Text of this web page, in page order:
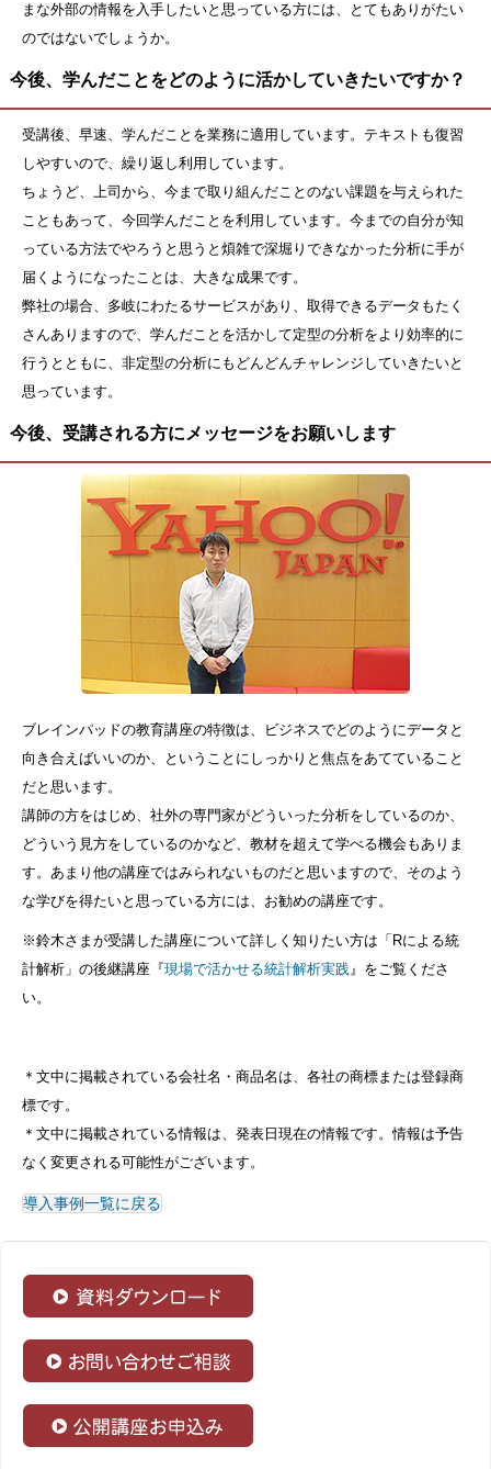
まな外部の情報を入手したいと思っている方には、とてもありがたい
のではないでしょうか。
今後、学んだことをどのように活かしていきたいですか？
受講後、早速、学んだことを業務に適用しています。テキストも復習
しやすいので、繰り返し利用しています。
ちょうど、上司から、今まで取り組んだことのない課題を与えられた
こともあって、今回学んだことを利用しています。今までの自分が知
っている方法でやろうと思うと煩雑で深堀りできなかった分析に手が
届くようになったことは、大きな成果です。
弊社の場合、多岐にわたるサービスがあり、取得できるデータもたく
さんありますので、学んだことを活かして定型の分析をより効率的に
行うとともに、非定型の分析にもどんどんチャレンジしていきたいと
思っています。
今後、受講される方にメッセージをお願いします
ブレインパッドの教育講座の特徴は、ビジネスでどのようにデータと
向き合えばいいのか、ということにしっかりと焦点をあてていること
だと思います。
講師の方をはじめ、社外の専門家がどういった分析をしているのか、
どういう見方をしているのかなど、教材を超えて学べる機会もありま
す。あまり他の講座ではみられないものだと思いますので、そのよう
な学びを得たいと思っている方には、お勧めの講座です。
※鈴木さまが受講した講座について詳しく知りたい方は「Rによる統
計解析」の後継講座『現場で活かせる統計解析実践』をご覧くださ
い。
＊文中に掲載されている会社名・商品名は、各社の商標または登録商
標です。
＊文中に掲載されている情報は、発表日現在の情報です。情報は予告
なく変更される可能性がございます。
導入事例一覧に戻る